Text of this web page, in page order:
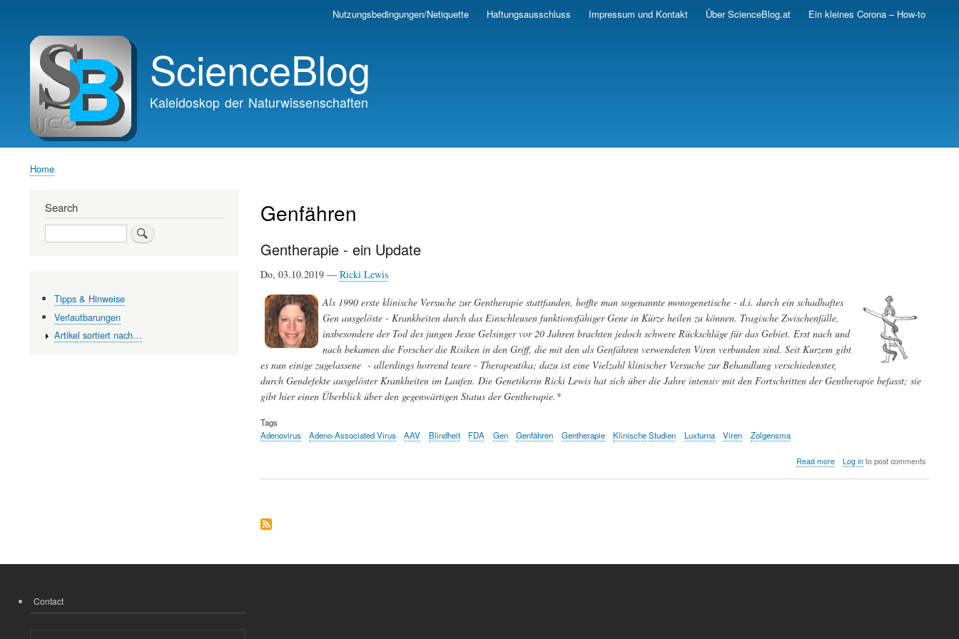
Skip
navigation
Nutzungsbedingungen/Netiquette Haftungsausschluss Impressum und Kontakt Über ScienceBlog.at Ein kleines Corona – How-to
ScienceBlog
Kaleidoskop der Naturwissenschaften
Home
Genfähren
Gentherapie - ein Update
Do, 03.10.2019 — Ricki Lewis
Als 1990 erste klinische Versuche zur Gentherapie stattfanden, hoffte man sogenannte monogenetische - d.i. durch ein schadhaftes
Gen ausgelöste - Krankheiten durch das Einschleusen funktionsfähiger Gene in Kürze heilen zu können. Tragische Zwischenfälle,
insbesondere der Tod des jungen Jesse Gelsinger vor 20 Jahren brachten jedoch schwere Rückschläge für das Gebiet. Erst nach und
nach bekamen die Forscher die Risiken in den Griff, die mit den als Genfähren verwendeten Viren verbunden sind. Seit Kurzem gibt
es nun einige zugelassene - allerdings horrend teure - Therapeutika; dazu ist eine Vielzahl klinischer Versuche zur Behandlung verschiedenster,
durch Gendefekte ausgelöster Krankheiten im Laufen. Die Genetikerin Ricki Lewis hat sich über die Jahre intensiv mit den Fortschritten der Gentherapie befasst; sie
gibt hier einen Überblick über den gegenwärtigen Status der Gentherapie.*
Tags
Adenovirus
Adeno-Associated Virus AAV Blindheit FDA Gen Genfähren Gentherapie Klinische Studien Luxturna Viren Zolgensma
Read moreabout
Log into post comments
Search
Search
Tipps & Hinweise
Verlautbarungen
Artikel sortiert nach…
FOOTER
Contact